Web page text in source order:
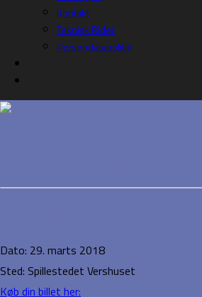
Kontakt
Teknisk Rider
Persondatapolitik
Dato: 29. marts 2018
Sted: Spillestedet Vershuset
Køb din billet her: